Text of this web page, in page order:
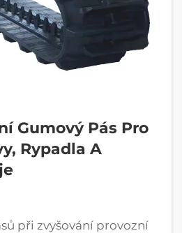
Gumový Pás Pro
Rypadla A
při zvyšování provozní